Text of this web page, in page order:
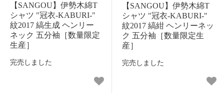
【SANGOU】伊勢木綿T
シャツ "冠衣-KABURI-"
紋2017 縞生成 ヘンリー
ネック 五分袖［数量限定
生産］
完売しました
【SANGOU】伊勢木綿T
シャツ "冠衣-KABURI-"
紋2017 縞紺 ヘンリーネッ
ク 五分袖［数量限定生
産］
完売しました